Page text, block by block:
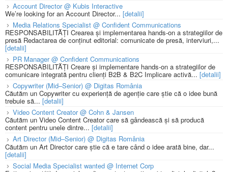
Account Director @ Kubis Interactive
We’re looking for an Account Director... [detalii]
Media Relations Specialist @ Confident Communications
RESPONSABILITĂȚI Crearea și implementarea hands-on a strategiilor de
presă Redactarea de conținut editorial: comunicate de presă, interviuri,...
[detalii]
PR Manager @ Confident Communications
RESPONSABILITĂȚI Creare și implementare hands-on a strategiilor de
comunicare integrată pentru clienți B2B & B2C Implicare activă... [detalii]
Copywriter (Mid–Senior) @ Digitas România
Căutăm un Copywriter cu experiență de agenție care știe că o idee bună
trebuie să... [detalii]
Video Content Creator @ Cohn & Jansen
Căutăm un Video Content Creator care să gândească și să producă
content pentru unele dintre... [detalii]
Art Director (Mid–Senior) @ Digitas România
Căutăm un Art Director care știe că e tare când o idee arată bine, dar...
[detalii]
Social Media Specialist wanted @ Internet Corp